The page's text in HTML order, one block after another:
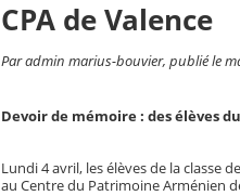
CPA de Valence
Par admin marius-bouvier, publié le
Devoir de mémoire : des élèves
Lundi 4 avril, les élèves de la classe
au Centre du Patrimoine Arménien